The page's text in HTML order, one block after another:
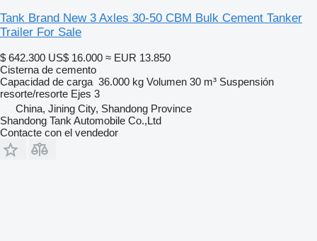
Tank Brand New 3 Axles 30-50 CBM Bulk Cement Tanker
Trailer For Sale
$ 642.300 US$ 16.000 ≈ EUR 13.850
Cisterna de cemento
Capacidad de carga 36.000 kg Volumen 30 m³ Suspensión
resorte/resorte Ejes 3
China, Jining City, Shandong Province
Shandong Tank Automobile Co.,Ltd
Contacte con el vendedor